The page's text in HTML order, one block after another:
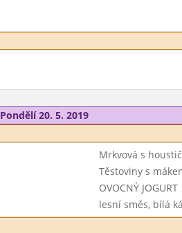
Pondělí 20. 5. 2019
Mrkvová s
Těstoviny s
OVOCNÝ JOGURT
lesní směs, bílá